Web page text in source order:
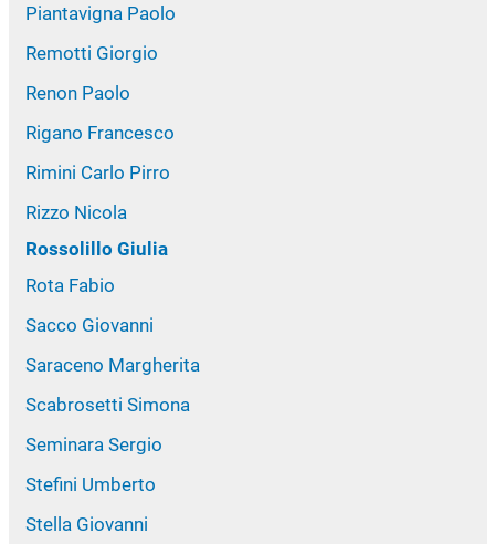
Piantavigna Paolo
Remotti Giorgio
Renon Paolo
Rigano Francesco
Rimini Carlo Pirro
Rizzo Nicola
Rossolillo Giulia
Rota Fabio
Sacco Giovanni
Saraceno Margherita
Scabrosetti Simona
Seminara Sergio
Stefini Umberto
Stella Giovanni